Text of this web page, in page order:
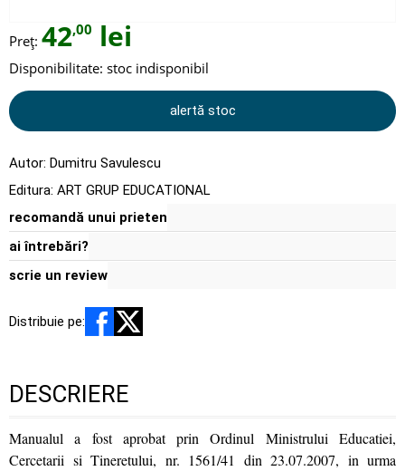
Preț: 42,00 lei
Disponibilitate: stoc indisponibil
alertă stoc
Autor: Dumitru Savulescu
Editura: ART GRUP EDUCATIONAL
recomandă unui prieten
ai întrebări?
scrie un review
Distribuie pe:
DESCRIERE
Manualul a fost aprobat prin Ordinul Ministrului Educatiei,
Cercetarii si Tineretului, nr. 1561/41 din 23.07.2007, in urma